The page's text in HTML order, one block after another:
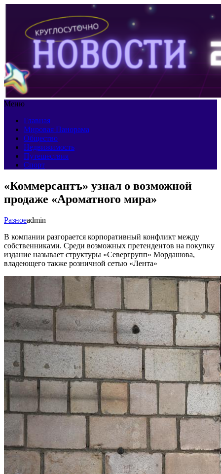
Меню
Главная
Мировая Панорама
Общество
Недвижимость
Путешествия
Спорт
«Коммерсантъ» узнал о возможной
продаже «Ароматного мира»
Разноеadmin
В компании разгорается корпоративный конфликт между
собственниками. Среди возможных претендентов на покупку
издание называет структуры «Севергрупп» Мордашова,
владеющего также розничной сетью «Лента»